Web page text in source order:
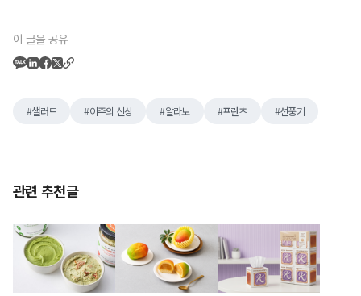
이 글을 공유
샐러드 이주의 신상 알라보 프란츠 선풍기
관련 추천글